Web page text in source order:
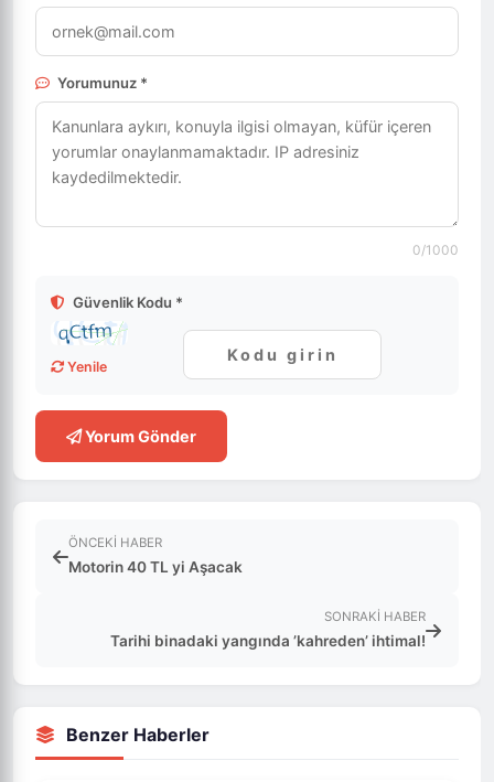
Yorumunuz *
0/1000
Güvenlik Kodu *
Yenile
Yorum Gönder
ÖNCEKI HABER
Motorin 40 TL yi Aşacak
SONRAKI HABER
Tarihi binadaki yangında ’kahreden’ ihtimal!
Benzer Haberler